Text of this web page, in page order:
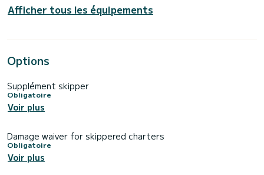
Afficher tous les équipements
Options
Supplément skipper
Obligatoire
Voir plus
Damage waiver for skippered charters
Obligatoire
Voir plus